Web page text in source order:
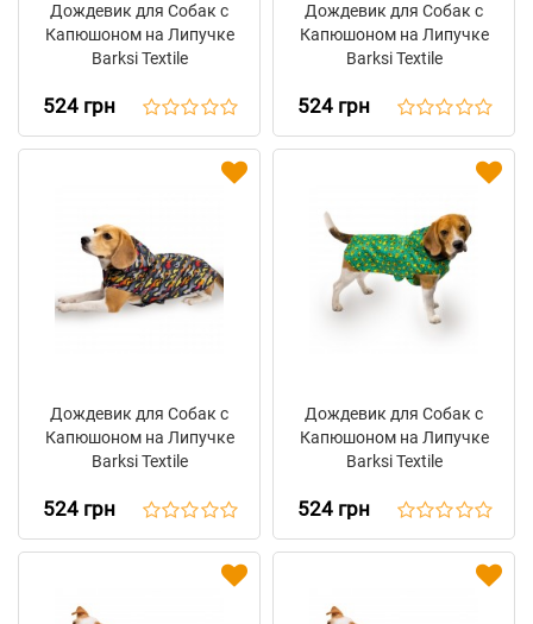
Дождевик для Собак с
Капюшоном на Липучке
Barksi Textile
"Леопард"
524 грн
Дождевик для Собак с
Капюшоном на Липучке
Barksi Textile
"Клеточка"
524 грн
Дождевик для Собак с
Капюшоном на Липучке
Barksi Textile
"Гравитация"
524 грн
Дождевик для Собак с
Капюшоном на Липучке
Barksi Textile
"Авокадо"
524 грн